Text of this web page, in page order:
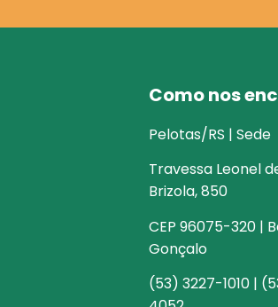
Como nos
Pelotas/RS | Sede
Travessa Leonel
Brizola, 850
CEP 96075-320 |
Gonçalo
(53) 3227-1010 |